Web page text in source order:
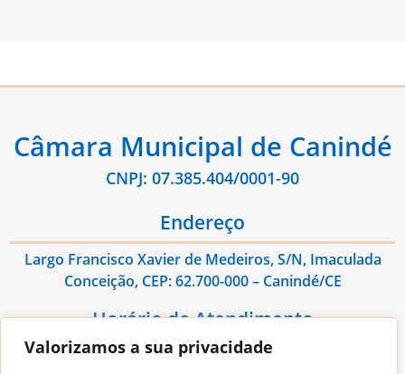
Valorizamos a sua privacidade
Câmara Municipal de Canindé
CNPJ: 07.385.404/0001-90
Endereço
Largo Francisco Xavier de Medeiros, S/N, Imaculada
Conceição, CEP: 62.700-000 – Canindé/CE
Horário de Atendimento
De Segunda à Sexta das 08:00hs às 13:00hs